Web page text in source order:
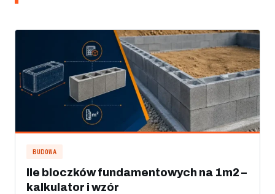
BUDOWA
Ile bloczków fundamentowych na 1m2 –
kalkulator i wzór